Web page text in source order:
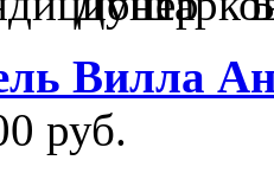
Вилла
руб.